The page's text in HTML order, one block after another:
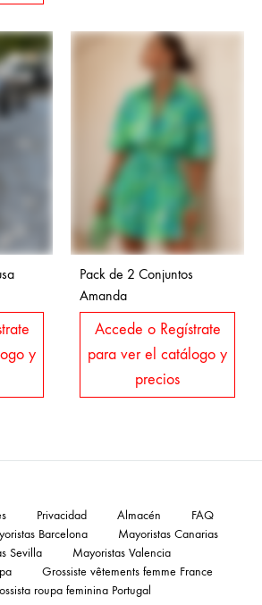
y
Pack de 2 Conjuntos
Amanda
Accede o Regístrate
para ver el catálogo y
precios
Privacidad Almacén
FAQ
Barcelona
Mayoristas Canarias
Sevilla
Mayoristas Valencia
Grossiste vêtements femme France
roupa feminina Portugal